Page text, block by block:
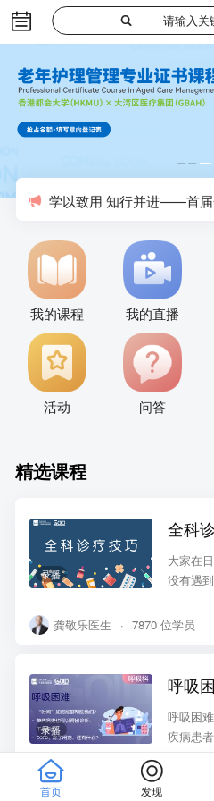
首页 发现
学以致用 知行并进——首届
我的课程 我的直播
活动 问答
精选课程
录播
全科
大家在
没有遇
有听过
龚敬乐医生 · 7870 位学员
录播
呼吸
呼吸困
疾病患
可能是
障碍、
现。通
麦锦坚医生 29 位学员